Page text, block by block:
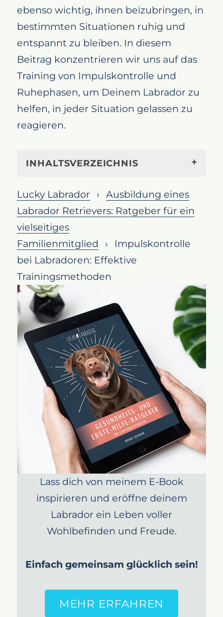
ebenso wichtig, ihnen beizubringen, in
bestimmten Situationen ruhig und
entspannt zu bleiben. In diesem
Beitrag konzentrieren wir uns auf das
Training von Impulskontrolle und
Ruhephasen, um Deinem Labrador zu
helfen, in jeder Situation gelassen zu
reagieren.
INHALTSVERZEICHNIS
gezielt trainieren
Bedeutung der Impulskontrolle
Warum ist Impulskontrolle
wichtig?
Grundlagen des Ruhe- und
Entspannungstrainings
Schaffung eines ruhigen
Umfelds
Training von “Ruhe”
Kommandos
Impulskontrolle üben
“Warten” lernen
Spiele zur Förderung der
Impulskontrolle
Integration in den Alltag
Konsistenz und Geduld
Alltägliche Situationen nutzen
Fazit
Lucky Labrador
Ausbildung eines
Labrador Retrievers: Ratgeber für ein
vielseitiges
Familienmitglied
Impulskontrolle
bei Labradoren: Effektive
Trainingsmethoden
Lass dich von meinem E-Book
inspirieren und eröffne deinem
Labrador ein Leben voller
Wohlbefinden und Freude.
Einfach gemeinsam glücklich sein!
MEHR ERFAHREN